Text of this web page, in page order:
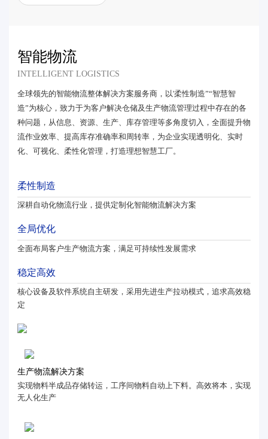
智能物流
INTELLIGENT LOGISTICS
全球领先的智能物流整体解决方案服务商，以'柔性制造”“智慧智
造”为核心，致力于为客户解决仓储及生产物流管理过程中存在的各
种问题，从信息、资源、生产、库存管理等多角度切入，全面提升物
流作业效率、提高库存准确率和周转率，为企业实现透明化、实时
化、可视化、柔性化管理，打造理想智慧工厂。
柔性制造
深耕自动化物流行业，提供定制化智能物流解决方案
全局优化
全面布局客户生产物流方案，满足可持续性发展需求
稳定高效
核心设备及软件系统自主研发，采用先进生产拉动模式，追求高效稳
定
生产物流解决方案
实现物料半成品存储转运，工序间物料自动上下料。高效将本，实现
无人化生产